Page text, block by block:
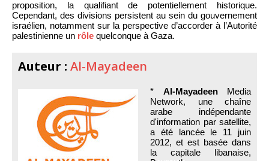
proposition, la qualifiant de potentiellement historique.
Cependant, des divisions persistent au sein du gouvernement
israélien, notamment sur la perspective d’accorder à l’Autorité
palestinienne un rôle quelconque à Gaza.
Auteur : Al-Mayadeen
* Al-MayadeenMedia
Network, une chaîne
arabe indépendante
d'information par satellite,
a été lancée le 11 juin
2012, et est basée dans
la capitale libanaise,